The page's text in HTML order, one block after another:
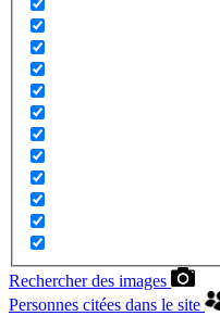
Rechercher des images
Personnes citées dans le site